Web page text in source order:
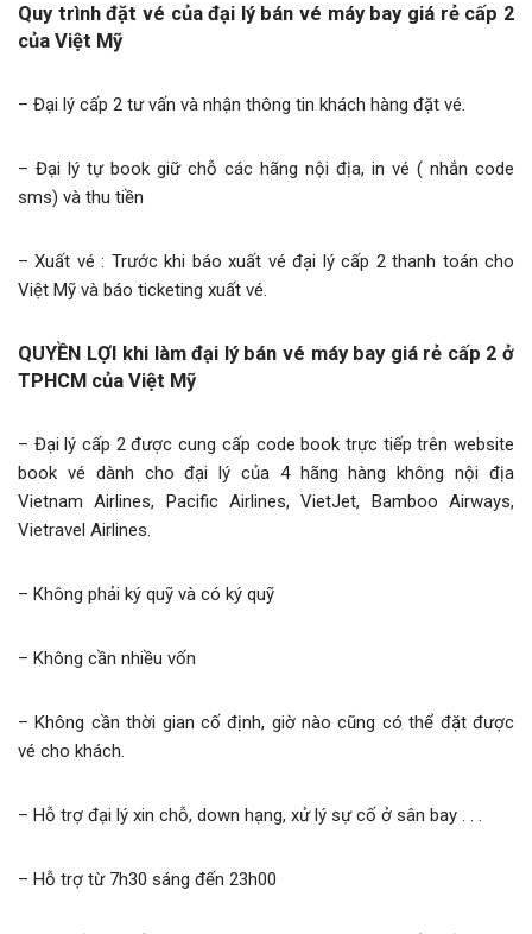
Quy trình đặt vé của đại lý bán vé máy bay giá rẻ cấp 2
của Việt Mỹ
– Đại lý cấp 2 tư vấn và nhận thông tin khách hàng đặt vé.
– Đại lý tự book giữ chỗ các hãng nội địa, in vé ( nhắn code
sms) và thu tiền
– Xuất vé : Trước khi báo xuất vé đại lý cấp 2 thanh toán cho
Việt Mỹ và báo ticketing xuất vé.
QUYỀN LỢI khi làm đại lý bán vé máy bay giá rẻ cấp 2 ở
TPHCM của Việt Mỹ
– Đại lý cấp 2 được cung cấp code book trực tiếp trên website
book vé dành cho đại lý của 4 hãng hàng không nội địa
Vietnam Airlines, Pacific Airlines, VietJet, Bamboo Airways,
Vietravel Airlines.
– Không phải ký quỹ và có ký quỹ
– Không cần nhiều vốn
– Không cần thời gian cố định, giờ nào cũng có thể đặt được
vé cho khách.
– Hỗ trợ đại lý xin chỗ, down hạng, xử lý sự cố ở sân bay . . .
– Hỗ trợ từ 7h30 sáng đến 23h00